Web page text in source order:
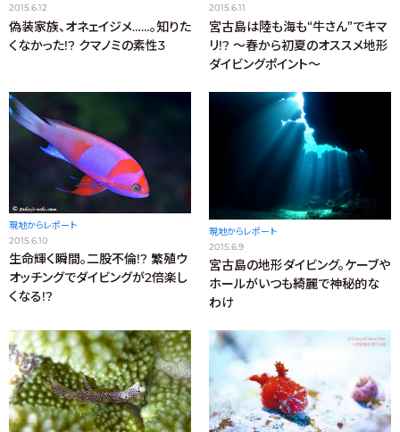
2015.6.12
偽装家族、オネェイジメ……。知りた
くなかった!? クマノミの素性3
2015.6.11
宮古島は陸も海も“牛さん”でキマ
リ!? ～春から初夏のオススメ地形
ダイビングポイント～
現地からレポート
2015.6.10
生命輝く瞬間。二股不倫!? 繁殖ウ
オッチングでダイビングが2倍楽し
くなる!?
現地からレポート
2015.6.9
宮古島の地形ダイビング。ケーブや
ホールがいつも綺麗で神秘的な
わけ